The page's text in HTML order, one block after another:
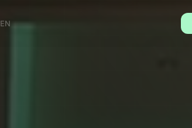
EN